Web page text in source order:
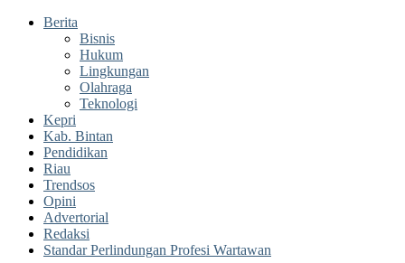
Berita
Bisnis
Hukum
Lingkungan
Olahraga
Teknologi
Kepri
Kab. Bintan
Pendidikan
Riau
Trendsos
Opini
Advertorial
Redaksi
Standar Perlindungan Profesi Wartawan